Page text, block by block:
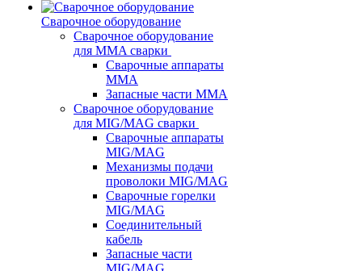
Сварочное оборудование
Сварочное оборудование
для MMA сварки
Сварочные аппараты
MMA
Запасные части MMA
Сварочное оборудование
для MIG/MAG сварки
Сварочные аппараты
MIG/MAG
Механизмы подачи
проволоки MIG/MAG
Сварочные горелки
MIG/MAG
Соединительный
кабель
Запасные части
MIG/MAG